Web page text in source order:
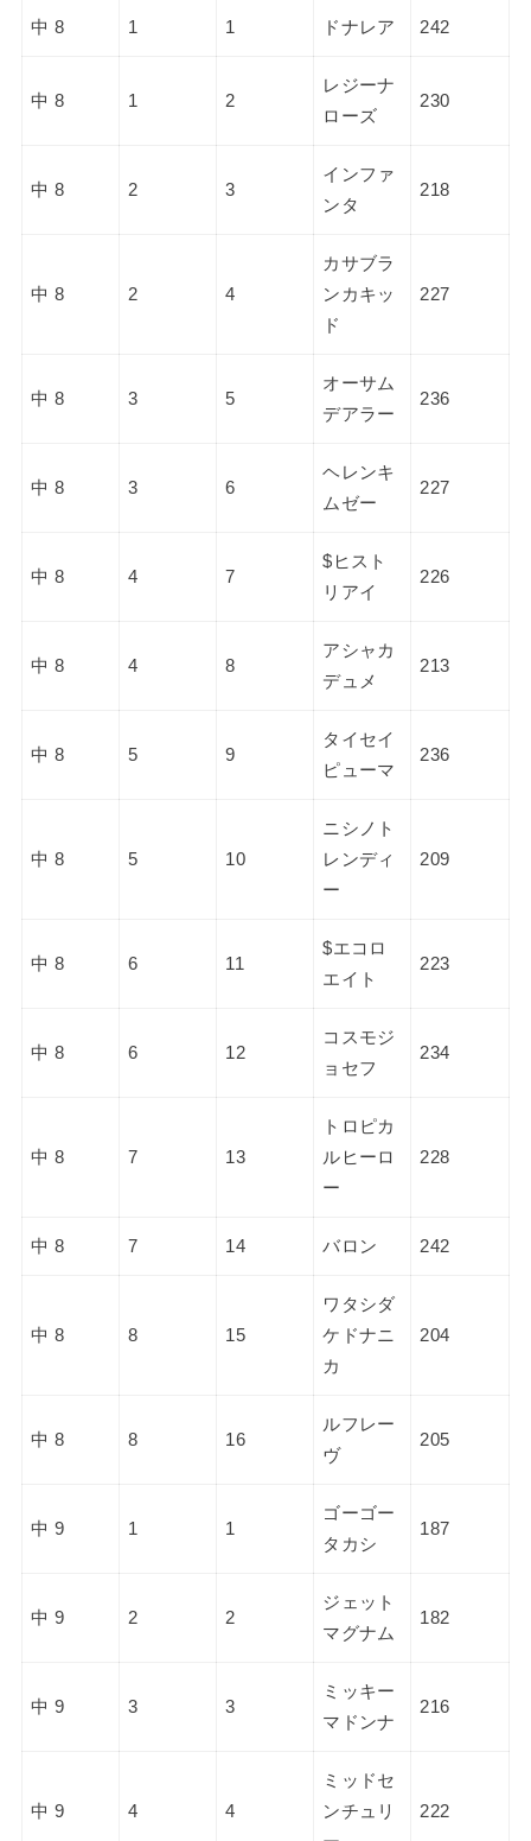
中 8 1 1 ドナレア 242
中 8 1 2
レジーナ
ローズ
230
中 8 2 3
インファ
ンタ
218
中 8 2 4
カサブラ
ンカキッ
ド
227
中 8 3 5
オーサム
デアラー
236
中 8 3 6
ヘレンキ
ムゼー
227
中 8 4 7
$ヒスト
リアイ
226
中 8 4 8
アシャカ
デュメ
213
中 8 5 9
タイセイ
ピューマ
236
中 8 5 10
ニシノト
レンディ
ー
209
中 8 6 11
$エコロ
エイト
223
中 8 6 12
コスモジ
ョセフ
234
中 8 7 13
トロピカ
ルヒーロ
ー
228
中 8 7 14 バロン 242
中 8 8 15
ワタシダ
ケドナニ
カ
204
中 8 8 16
ルフレー
ヴ
205
中 9 1 1
ゴーゴー
タカシ
187
中 9 2 2
ジェット
マグナム
182
中 9 3 3
ミッキー
マドンナ
216
中 9 4 4
ミッドセ
ンチュリ
222